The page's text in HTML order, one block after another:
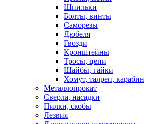
Шпильки
Болты, винты
Саморезы
Дюбеля
Гвозди
Кронштейны
Тросы, цепи
Шайбы, гайки
Хомут, талреп, карабин
Металлопрокат
Сверла, насадки
Пилки, скобы
Лезвия